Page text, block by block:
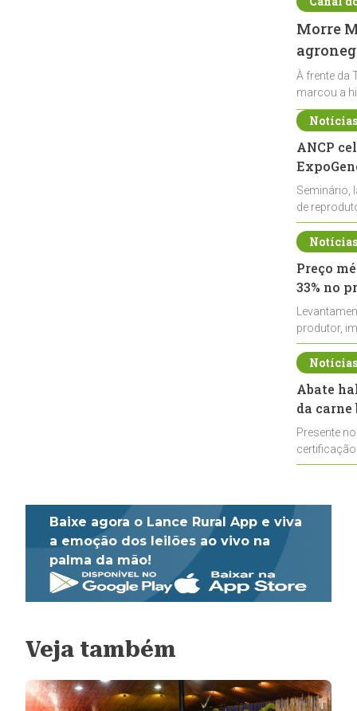
Morre
À frente da
marcou a
ANCP
Seminário,
de
durante a
Preço
33% no
produtor,
de leite cru
Abate
da
Presente
Baixe agora o Lance Rural App e viva
a emoção dos leilões ao vivo na
palma da mão!
Veja também